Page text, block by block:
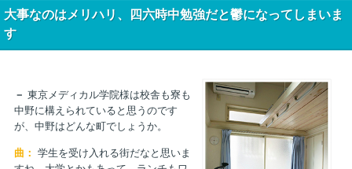
大事なのはメリハリ、四六時中勉強だと鬱になってしまいま
す
－ 東京メディカル学院様は校舎も寮も
中野に構えられていると思うのです
が、中野はどんな町でしょうか。
曲： 学生を受け入れる街だなと思いま